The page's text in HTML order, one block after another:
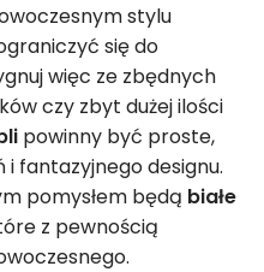
stylu
się do
więc ze zbędnych
czy zbyt dużej ilości
powinny być proste,
fantazyjnego designu.
pomysłem będą białe
z pewnością